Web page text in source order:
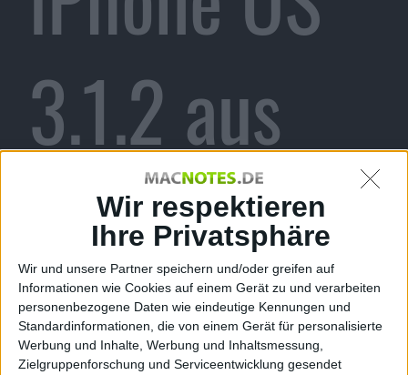
Wir respektieren
Ihre Privatsphäre
Wir und unsere Partner speichern und/oder greifen auf
Informationen wie Cookies auf einem Gerät zu und verarbeiten
personenbezogene Daten wie eindeutige Kennungen und
Standardinformationen, die von einem Gerät für personalisierte
Werbung und Inhalte, Werbung und Inhaltsmessung,
Zielgruppenforschung und Serviceentwicklung gesendet
3.1.2 aus
Alexander Trust, den 4. Februar 2010